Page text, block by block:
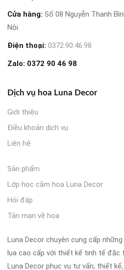
Cửa hàng: Số 08 Nguyễn Thanh
Nội.
Điện thoại: 0372.90.46.98
Zalo: 0372 90 46 98
Dịch vụ hoa Luna Decor
Giới thiệu
Điều khoản dịch vụ
Liên hệ
Sản phẩm
Lớp học cắm hoa Luna Decor
Hỏi đáp
Tản mạn về hoa
Luna Decor chuyên cung cấp
lụa cao cấp với thiết kế tinh tế đặc
Luna Decor phục vụ tư vấn, thiết